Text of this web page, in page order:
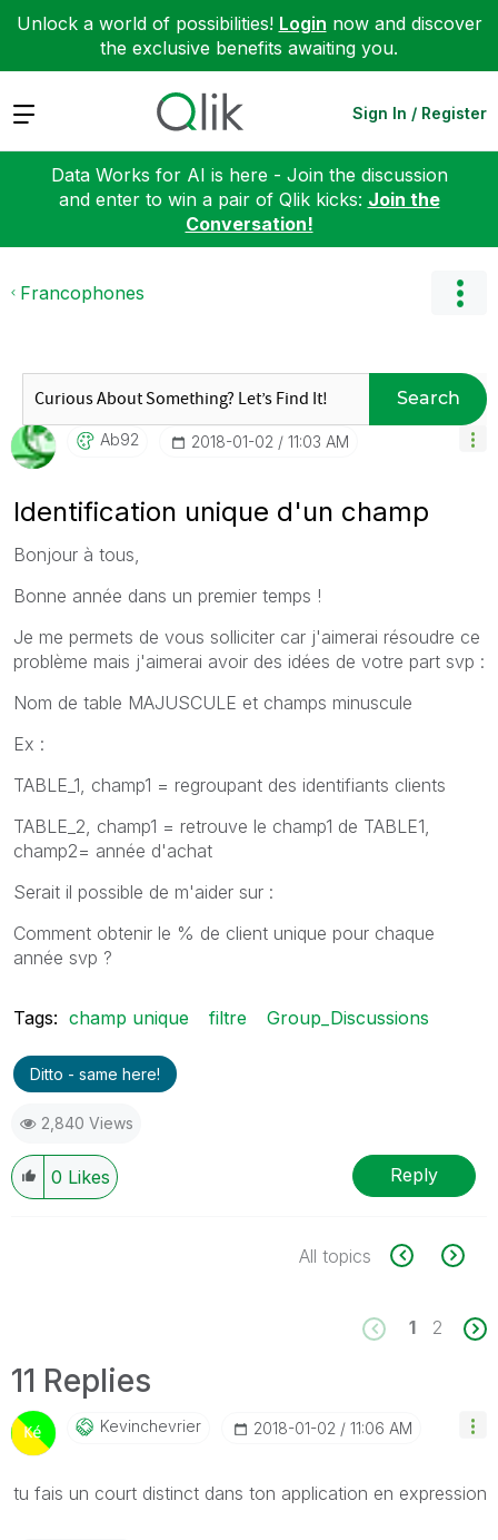
Unlock a world of possibilities! Login now and discover
the exclusive benefits awaiting you.
Expand Sign In / Register
Data Works for AI is here - Join the discussion
and enter to win a pair of Qlik kicks: Join the
Conversation!
Francophones
Search
Ab92 ‎2018-01-02 11:03 AM
Identification unique d'un champ
Bonjour à tous,
Bonne année dans un premier temps !
Je me permets de vous solliciter car j'aimerai résoudre ce
problème mais j'aimerai avoir des idées de votre part svp :
Nom de table MAJUSCULE et champs minuscule
Ex :
TABLE_1, champ1 = regroupant des identifiants clients
TABLE_2, champ1 = retrouve le champ1 de TABLE1,
champ2= année d'achat
Serait il possible de m'aider sur :
Comment obtenir le % de client unique pour chaque
année svp ?
Tags: champ unique filtre Group_Discussions
Ditto - same here!
2,840 Views
0 Likes Reply
All topics
1 2
11 Replies
Kevinchevrier ‎2018-01-02 11:06 AM
‌tu fais un court distinct dans ton application en expression